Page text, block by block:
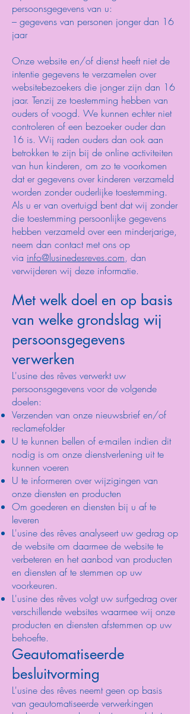
persoonsgegevens van u:
– gegevens van personen jonger dan 16
jaar
Onze website en/of dienst heeft niet de
intentie gegevens te verzamelen over
websitebezoekers die jonger zijn dan 16
jaar. Tenzij ze toestemming hebben van
ouders of voogd. We kunnen echter niet
controleren of een bezoeker ouder dan
16 is. Wij raden ouders dan ook aan
betrokken te zijn bij de online activiteiten
van hun kinderen, om zo te voorkomen
dat er gegevens over kinderen verzameld
worden zonder ouderlijke toestemming.
Als u er van overtuigd bent dat wij zonder
die toestemming persoonlijke gegevens
hebben verzameld over een minderjarige,
neem dan contact met ons op
via info@lusinedesreves.com, dan
verwijderen wij deze informatie.
Met welk doel en op basis
van welke grondslag wij
persoonsgegevens
verwerken
L'usine des rêves verwerkt uw
persoonsgegevens voor de volgende
doelen:
Verzenden van onze nieuwsbrief en/of
reclamefolder
U te kunnen bellen of e-mailen indien dit
nodig is om onze dienstverlening uit te
kunnen voeren
U te informeren over wijzigingen van
onze diensten en producten
Om goederen en diensten bij u af te
leveren
L'usine des rêves analyseert uw gedrag op
de website om daarmee de website te
verbeteren en het aanbod van producten
en diensten af te stemmen op uw
voorkeuren.
L'usine des rêves volgt uw surfgedrag over
verschillende websites waarmee wij onze
producten en diensten afstemmen op uw
behoefte.
Geautomatiseerde
besluitvorming
L'usine des rêves neemt geen op basis
van geautomatiseerde verwerkingen